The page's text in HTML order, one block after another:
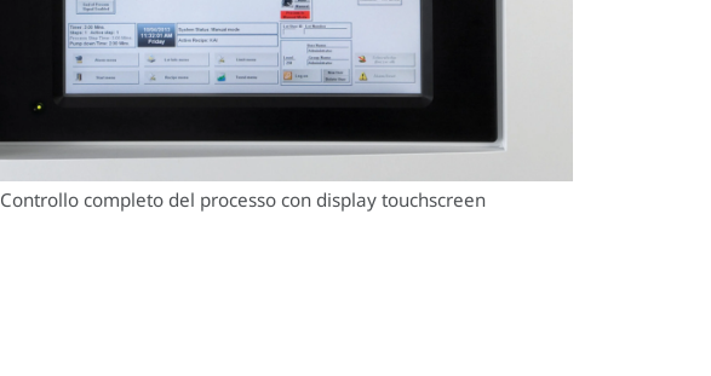
Controllo completo del processo con display touchscreen